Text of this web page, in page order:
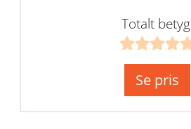
Totalt
Se pris